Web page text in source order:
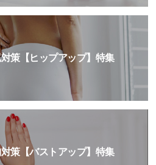
策【ヒップアップ】特集
策【バストアップ】特集